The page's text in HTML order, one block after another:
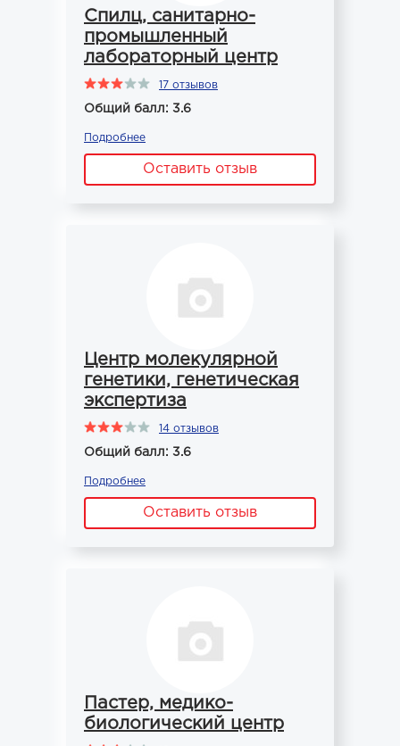
Спилц, санитарно-
промышленный
лабораторный центр
17 отзывов
Общий балл: 3.6
Подробнее
Оставить отзыв
Центр молекулярной
генетики, генетическая
экспертиза
14 отзывов
Общий балл: 3.6
Подробнее
Оставить отзыв
Пастер, медико-
биологический центр